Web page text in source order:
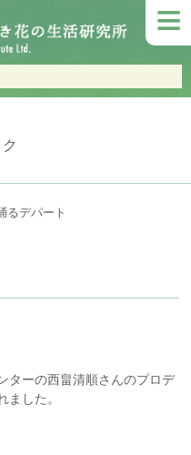
≡
るデパート
ターの西畠清順さんのプロデ
した。